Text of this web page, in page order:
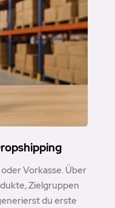
Vorkasse. Über
Zielgruppen
du erste